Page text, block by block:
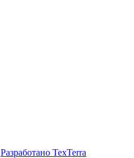
Разработано TexTerra